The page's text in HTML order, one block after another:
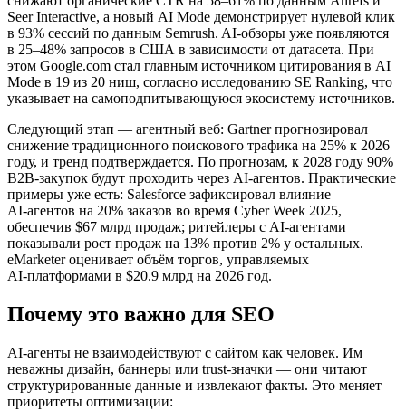
Seer Interactive, а новый AI Mode демонстрирует нулевой клик
в 93% сессий по данным Semrush. AI‑обзоры уже появляются
в 25–48% запросов в США в зависимости от датасета. При
этом Google.com стал главным источником цитирования в AI
Mode в 19 из 20 ниш, согласно исследованию SE Ranking, что
указывает на самоподпитывающуюся экосистему источников.
Следующий этап — агентный веб: Gartner прогнозировал
снижение традиционного поискового трафика на 25% к 2026
году, и тренд подтверждается. По прогнозам, к 2028 году 90%
B2B‑закупок будут проходить через AI‑агентов. Практические
примеры уже есть: Salesforce зафиксировал влияние
AI‑агентов на 20% заказов во время Cyber Week 2025,
обеспечив $67 млрд продаж; ритейлеры с AI‑агентами
показывали рост продаж на 13% против 2% у остальных.
eMarketer оценивает объём торгов, управляемых
AI‑платформами в $20.9 млрд на 2026 год.
Почему это важно для SEO
AI‑агенты не взаимодействуют с сайтом как человек. Им
неважны дизайн, баннеры или trust‑значки — они читают
структурированные данные и извлекают факты. Это меняет
приоритеты оптимизации: